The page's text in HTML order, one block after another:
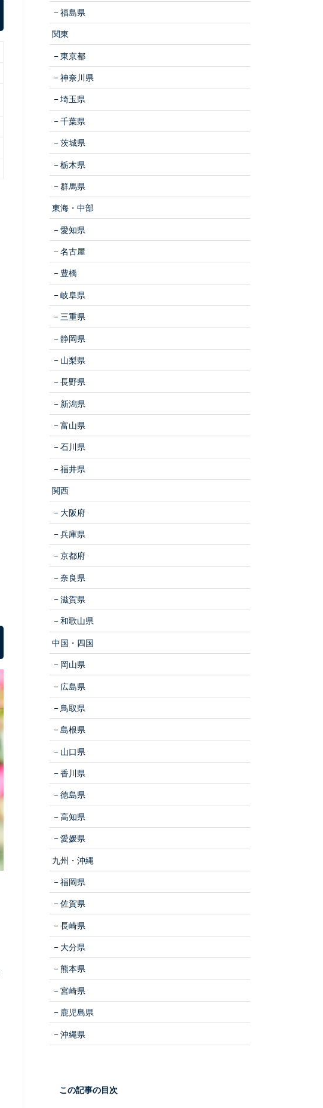
福島県
関東
東京都
神奈川県
埼玉県
千葉県
茨城県
栃木県
群馬県
東海・中部
愛知県
名古屋
豊橋
岐阜県
三重県
静岡県
山梨県
長野県
新潟県
富山県
石川県
福井県
関西
大阪府
兵庫県
京都府
奈良県
滋賀県
和歌山県
中国・四国
岡山県
広島県
鳥取県
島根県
山口県
香川県
徳島県
高知県
愛媛県
九州・沖縄
福岡県
佐賀県
長崎県
大分県
熊本県
宮崎県
鹿児島県
沖縄県
この記事の目次